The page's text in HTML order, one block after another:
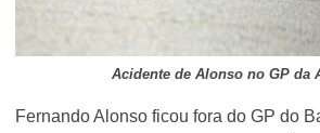
Acidente de Alonso no GP da
Fernando Alonso ficou fora do GP do